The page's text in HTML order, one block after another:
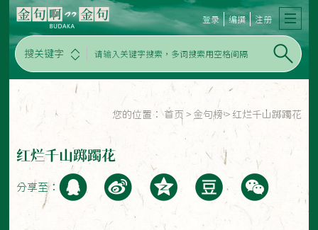
搜关键字
登录 编撰 注册
您的位置： 首页 > 金句榜 > 红烂千山踯躅花
红烂千山踯躅花
分享至：